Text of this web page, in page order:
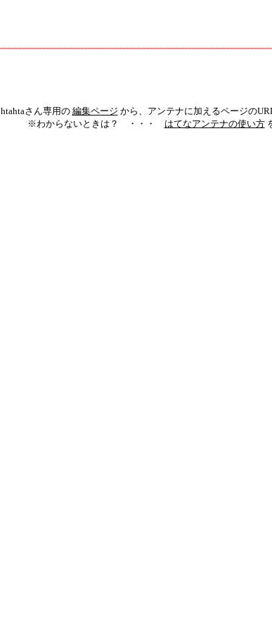
htahtaさん専用の 編集ページ から、アンテナに加えるページの
※わからないときは？ ・・・ はてなアンテナの使い方